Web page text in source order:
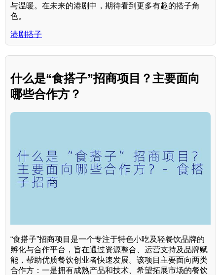
与温暖。在未来的港剧中，期待看到更多有趣的搭子角
色。
港剧搭子
什么是“食搭子”招商项目？主要面向
哪些合作方？
“食搭子”招商项目是一个专注于特色小吃及轻餐饮品牌的
孵化与合作平台，旨在通过资源整合、运营支持及品牌赋
能，帮助优质餐饮创业者快速发展。该项目主要面向两类
合作方：一是拥有成熟产品和技术、希望拓展市场的餐饮